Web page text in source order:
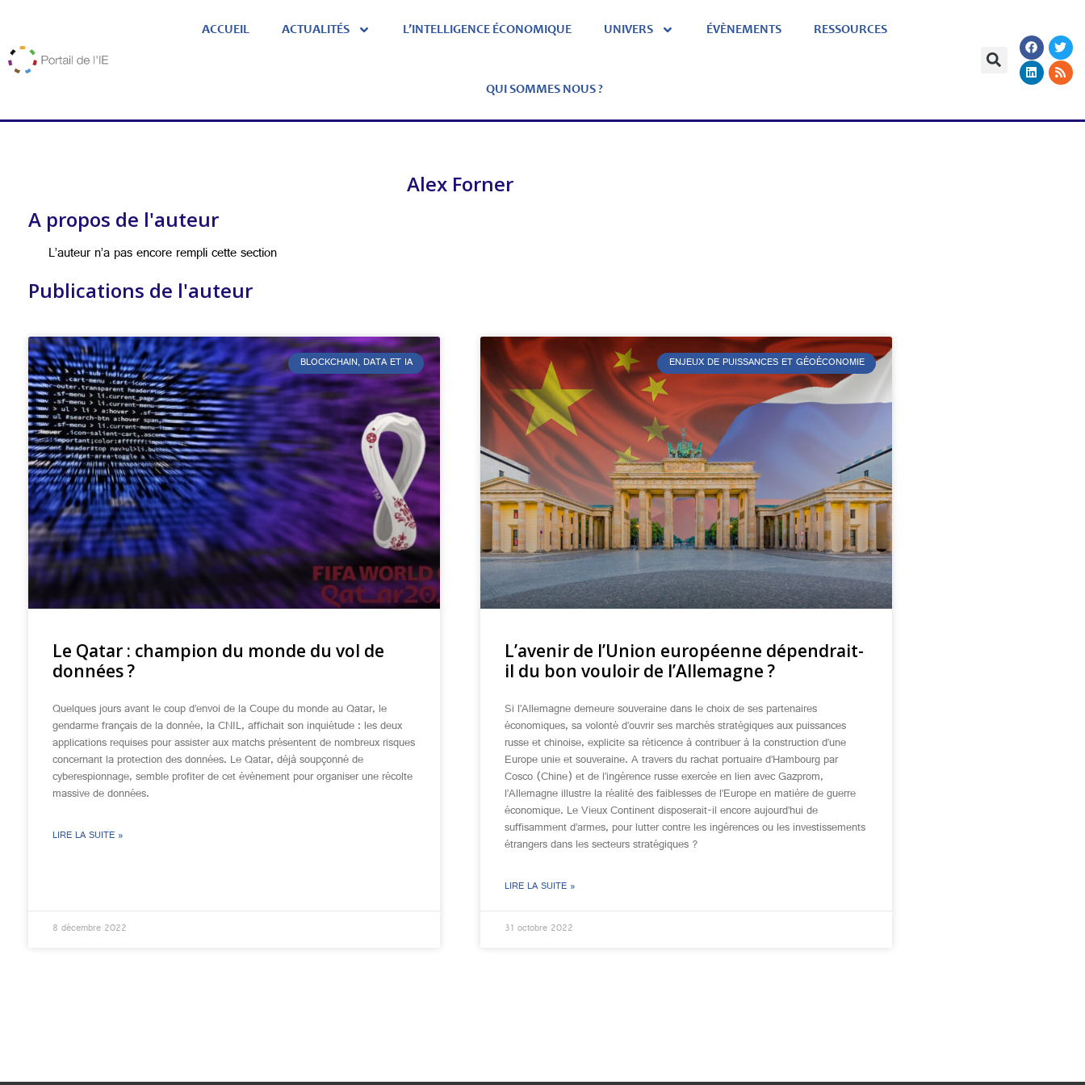
ACCUEIL ACTUALITÉS L’INTELLIGENCE ÉCONOMIQUE UNIVERS ÉVÈNEMENTS RESSOURCES
QUI SOMMES NOUS ?
Alex Forner
A propos de l'auteur
L’auteur n’a pas encore rempli cette section
Publications de l'auteur
BLOCKCHAIN, DATA ET IA
Le Qatar : champion du monde du vol de
données ?
Quelques jours avant le coup d’envoi de la Coupe du monde au Qatar, le
gendarme français de la donnée, la CNIL, affichait son inquiétude : les deux
applications requises pour assister aux matchs présentent de nombreux risques
concernant la protection des données. Le Qatar, déjà soupçonné de
cyberespionnage, semble profiter de cet événement pour organiser une récolte
massive de données.
LIRE LA SUITE »
8 décembre 2022
ENJEUX DE PUISSANCES ET GÉOÉCONOMIE
L’avenir de l’Union européenne dépendrait-
il du bon vouloir de l’Allemagne ?
Si l’Allemagne demeure souveraine dans le choix de ses partenaires
économiques, sa volonté d’ouvrir ses marchés stratégiques aux puissances
russe et chinoise, explicite sa réticence à contribuer à la construction d’une
Europe unie et souveraine. A travers du rachat portuaire d’Hambourg par
Cosco (Chine) et de l’ingérence russe exercée en lien avec Gazprom,
l’Allemagne illustre la réalité des faiblesses de l’Europe en matière de guerre
économique. Le Vieux Continent disposerait-il encore aujourd’hui de
suffisamment d’armes, pour lutter contre les ingérences ou les investissements
étrangers dans les secteurs stratégiques ?
LIRE LA SUITE »
31 octobre 2022